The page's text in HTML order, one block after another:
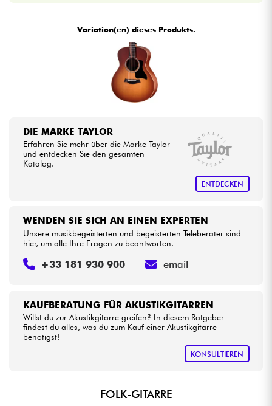
Variation(en) dieses Produkts.
DIE MARKE TAYLOR
Erfahren Sie mehr über die Marke Taylor
und entdecken Sie den gesamten
Katalog.
ENTDECKEN
KAUFBERATUNG FÜR AKUSTIKGITARREN
Willst du zur Akustikgitarre greifen? In diesem Ratgeber
findest du alles, was du zum Kauf einer Akustikgitarre
benötigst!
KONSULTIEREN
WENDEN SIE SICH AN EINEN EXPERTEN
Unsere musikbegeisterten und begeisterten Teleberater sind
hier, um alle Ihre Fragen zu beantworten.
+33 181 930 900 email
FOLK-GITARRE